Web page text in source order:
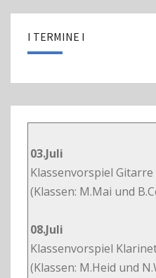
I TERMINE I
03.Juli
Klassenvorspiel Gitarre
(Klassen: M.Mai und
08.Juli
Klassenvorspiel
(Klassen: M.Heid und